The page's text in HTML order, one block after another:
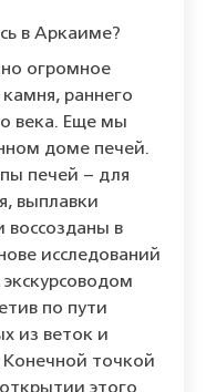
в Аркаиме?
огромное
раннего
века. Еще мы
доме печей.
печей – для
выплавки
воссозданы в
исследований
по пути
из веток и
Конечной точкой